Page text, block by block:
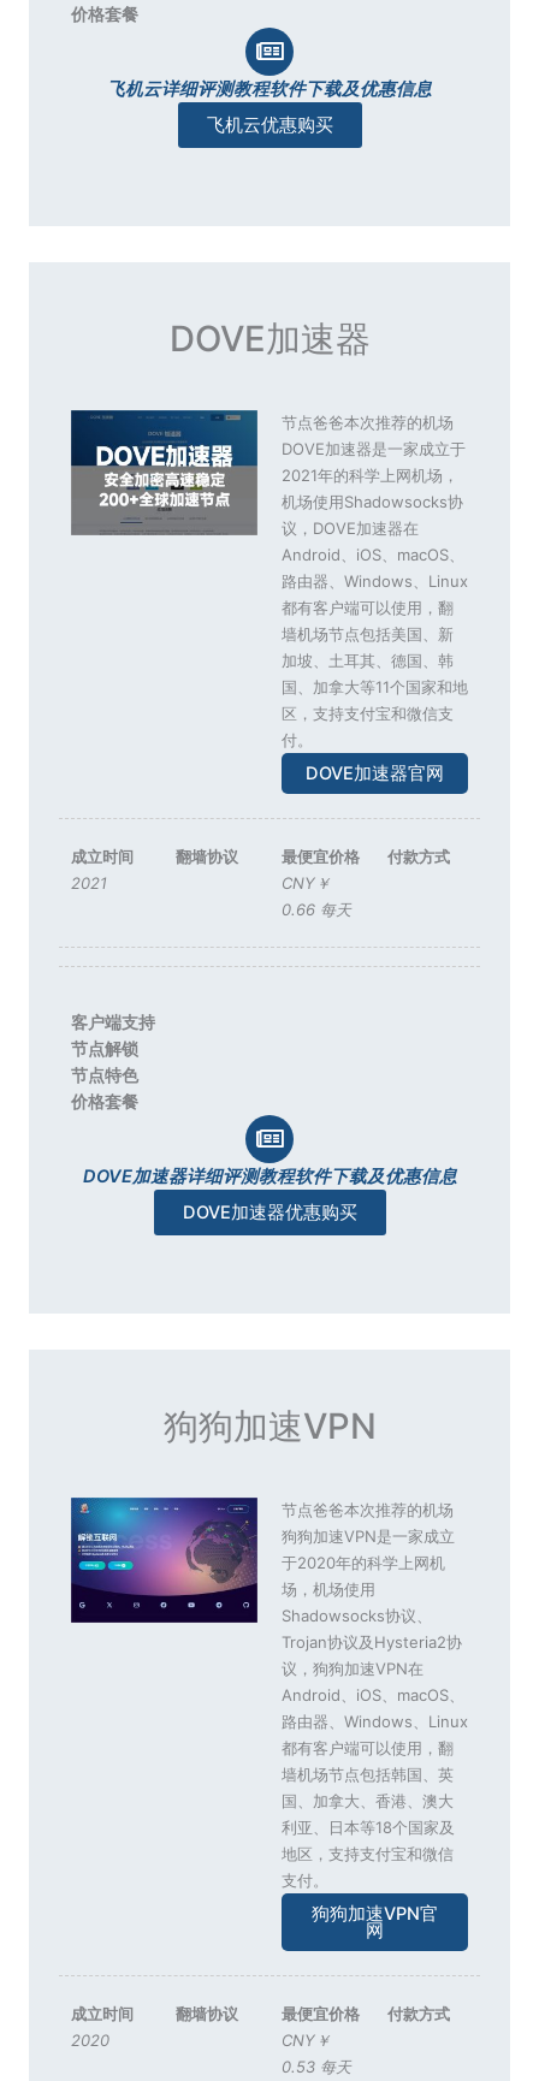
价格套餐
飞机云详细评测教程软件下载及优惠信息
飞机云优惠购买
DOVE加速器
节点爸爸本次推荐的机场
DOVE加速器是一家成立于
2021年的科学上网机场，
机场使用Shadowsocks协
议，DOVE加速器在
Android、iOS、macOS、
路由器、Windows、Linux
都有客户端可以使用，翻
墙机场节点包括美国、新
加坡、土耳其、德国、韩
国、加拿大等11个国家和地
区，支持支付宝和微信支
付。
DOVE加速器官网
成立时间
2021
翻墙协议
最便宜价格
CNY￥
0.66 每天
付款方式
客户端支持
节点解锁
节点特色
价格套餐
DOVE加速器详细评测教程软件下载及优惠信息
DOVE加速器优惠购买
狗狗加速VPN
节点爸爸本次推荐的机场
狗狗加速VPN是一家成立
于2020年的科学上网机
场，机场使用
Shadowsocks协议、
Trojan协议及Hysteria2协
议，狗狗加速VPN在
Android、iOS、macOS、
路由器、Windows、Linux
都有客户端可以使用，翻
墙机场节点包括韩国、英
国、加拿大、香港、澳大
利亚、日本等18个国家及
地区，支持支付宝和微信
支付。
狗狗加速VPN官
网
成立时间
2020
翻墙协议
最便宜价格
CNY￥
0.53 每天
付款方式